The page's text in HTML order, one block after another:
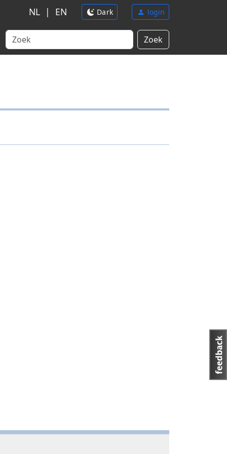
NL | EN Dark login
Zoek